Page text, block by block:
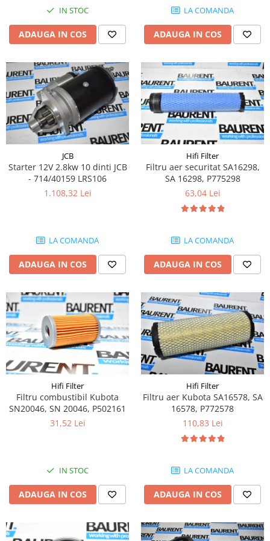
Relee 24V
Faruri fata
Lampi spate
Orometru
Microintrerupator
Senzori utilaje
Calculatoare utilaje
Electrovalva - electroventil - electro
valva
Bobina 12V
Bobina 10V
Lampi semnalizare
Bobina 28V
Relee 48V
Contact 5 pozitii
Contactor 36V
Senzori de greutate
Bobina 18V
Contactor 16V
Kit reparatii contactor
Contactor 65V
Intrerupatoare
Banda antistatica
Claxon
Piese Barford
Piese Antonio Carraro
Piese Ammann
Piese Ahlmann
Piese Airo
Piese Aebi
Piese SDMO
Piese Doosan Daewoo
Piese Agritalia - Carraro
Piese Doppstadt
Piese Laupetre
Piese Macmoter
Piese Lugli
Piese Menzi Muck
Piese Mustang
Piese Steinbock
Piese Valpadana
Piese Zettelmeyer
Piese Sullair
Piese Rigitrac
Piese Hiab Foco
IN STOC
ADAUGA IN COS
LA COMANDA
ADAUGA IN COS
JCB
Starter 12V 2.8kw 10 dinti JCB
- 714/40159 LRS106
1.108,32 Lei
LA COMANDA
ADAUGA IN COS
Hifi Filter
Filtru aer securitat SA16298,
SA 16298, P775298
63,04 Lei
LA COMANDA
ADAUGA IN COS
Hifi Filter
Filtru combustibil Kubota
SN20046, SN 20046, P502161
31,52 Lei
IN STOC
ADAUGA IN COS
Hifi Filter
Filtru aer Kubota SA16578, SA
16578, P772578
110,83 Lei
LA COMANDA
ADAUGA IN COS